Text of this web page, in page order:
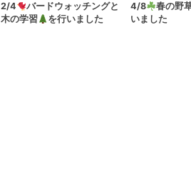
2/4
バードウォッチングと
木の学習
を行いました
4/8 春の野
いました